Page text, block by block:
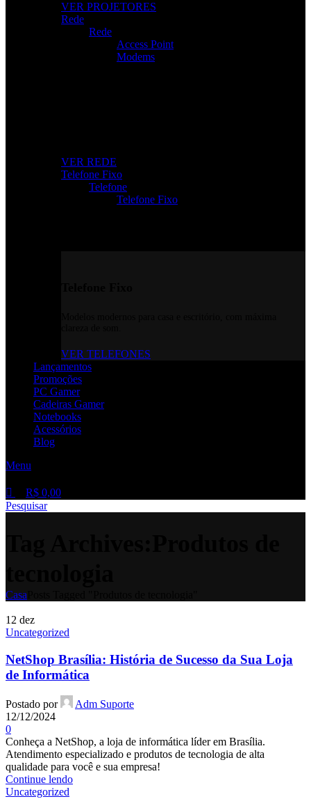
VER PROJETORES
Rede
Rede
Access Point
Modems
VER REDE
Telefone Fixo
Telefone
Telefone Fixo
VER TELEFONES
Lançamentos
Promoções
PC Gamer
Cadeiras Gamer
Notebooks
Acessórios
Blog
Menu
R$ 0,00
Pesquisar
Casa
12 dez
Uncategorized
NetShop Brasília: História de Sucesso da Sua Loja
de Informática
Postado por
Adm Suporte
12/12/2024
0
Conheça a NetShop, a loja de informática líder em Brasília.
Atendimento especializado e produtos de tecnologia de alta
qualidade para você e sua empresa!
Continue lendo
Uncategorized